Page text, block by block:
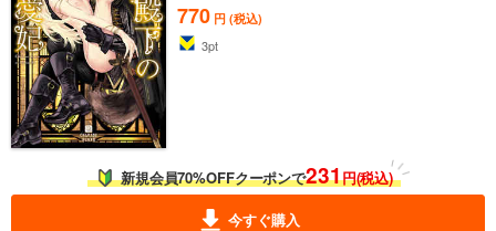
770 円 (税込)
3pt
新規会員70%OFFクーポンで231円(税込)
今すぐ購入